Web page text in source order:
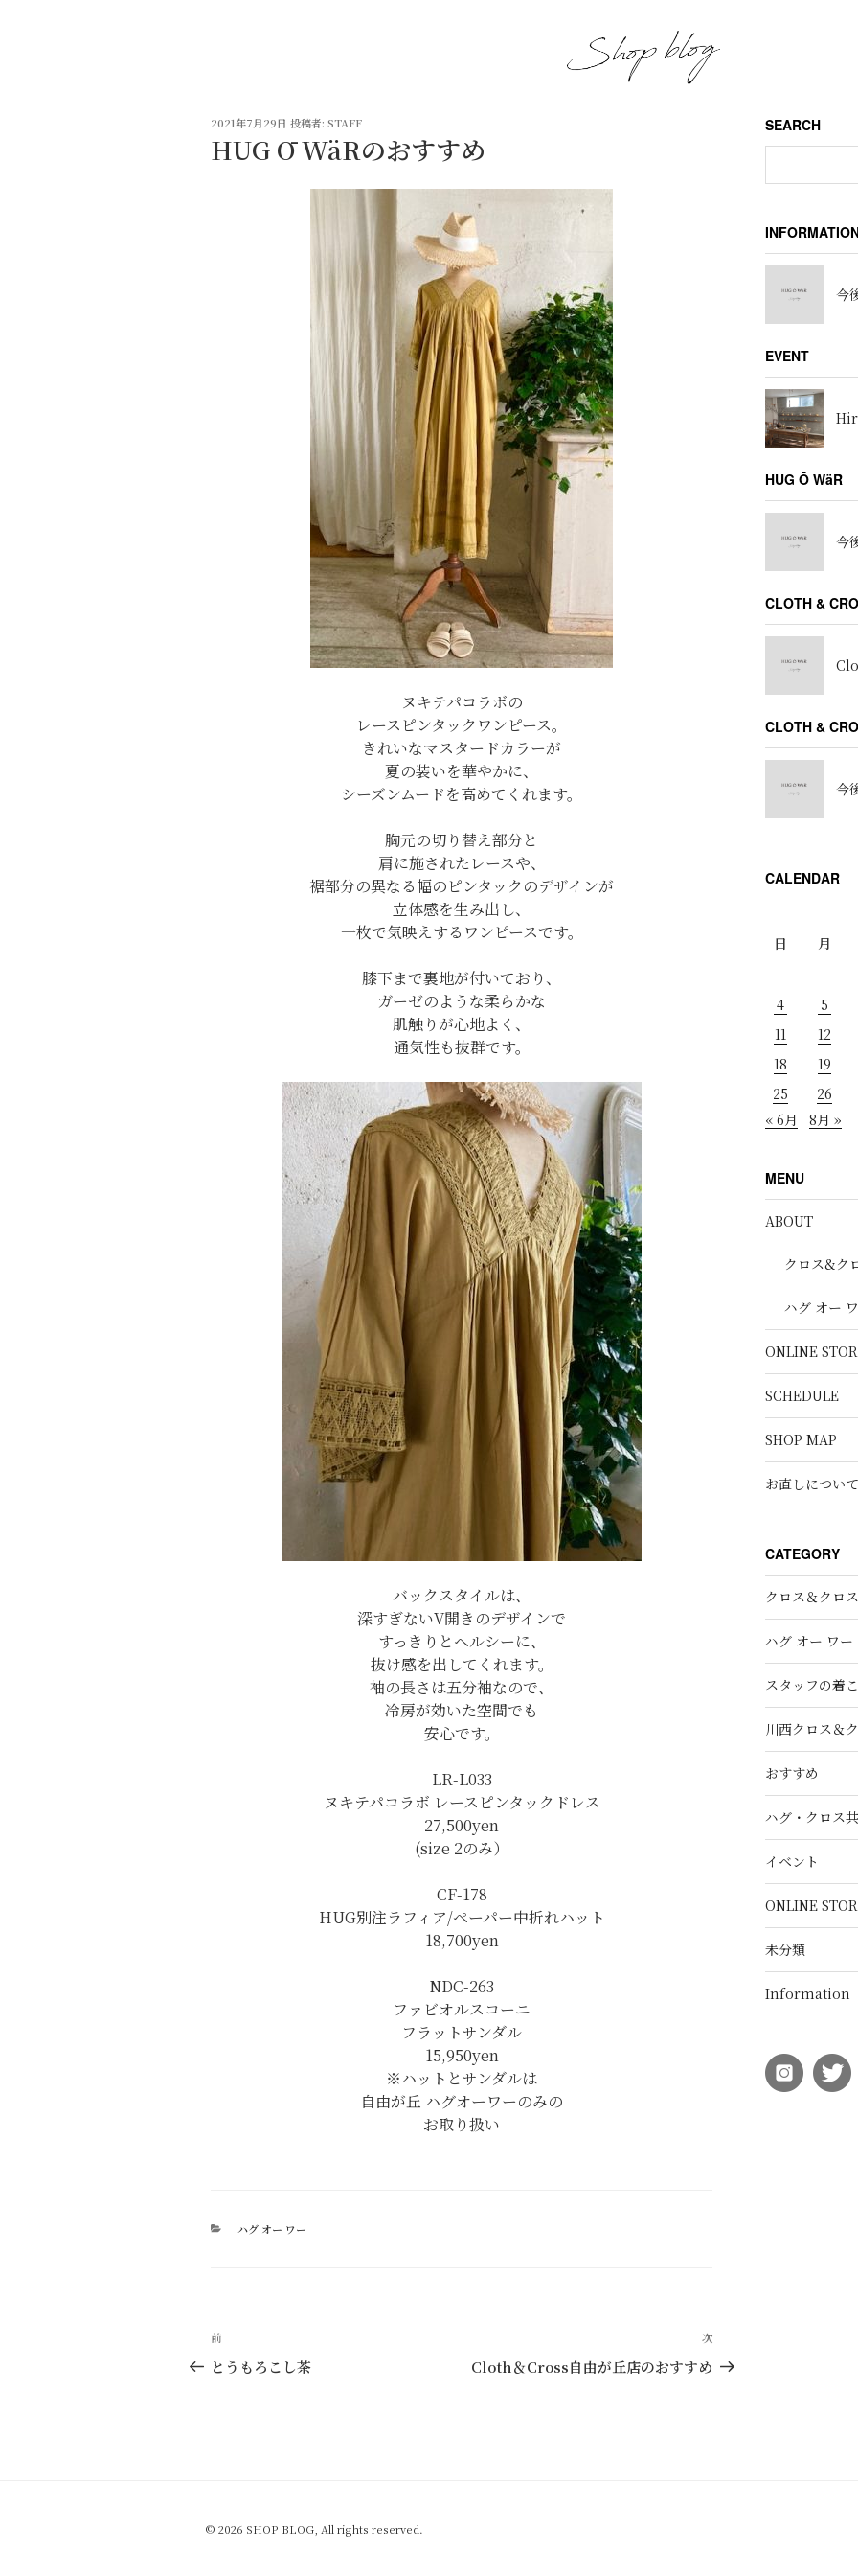
投
日:
2021年7月29日 投稿者: STAFF
HUG Ō WäRのおすすめ
ヌキテパコラボの
レースピンタックワンピース。
きれいなマスタードカラーが
夏の装いを華やかに、
シーズンムードを高めてくれます。
胸元の切り替え部分と
肩に施されたレースや、
裾部分の異なる幅のピンタックのデザインが
立体感を生み出し、
一枚で気映えするワンピースです。
膝下まで裏地が付いており、
ガーゼのような柔らかな
肌触りが心地よく、
通気性も抜群です。
バックスタイルは、
深すぎないV開きのデザインで
すっきりとヘルシーに、
抜け感を出してくれます。
袖の長さは五分袖なので、
冷房が効いた空間でも
安心です。
LR-L033
ヌキテパコラボ レースピンタックドレス
27,500yen
(size 2のみ）
CF-178
HUG別注ラフィア/ペーパー中折れハット
18,700yen
NDC-263
ファビオルスコーニ
フラットサンダル
15,950yen
※ハットとサンダルは
自由が丘 ハグオーワーのみの
お取り扱い
カ
ハグ オー ワー
投
稿
シ
過
去
前
とうもろこし茶
次
の
次
Cloth＆Cross自由が丘店のおすすめ
SEARCH
今
EVENT
HUG Ō WäR
今
CLOTH &
CLOTH &
今
CALENDAR
日
月
4
5
11
12
18
19
25
26
« 6月
8月 »
MENU
ABOUT
クロス&ク
ハグ オー
ONLINE
SCHEDULE
SHOP MAP
お直しについて
CATEGORY
クロス＆クロス
ハグ オー ワー
スタッフの着
川西クロス＆
おすすめ
ハグ・クロス
イベント
ONLINE
未分類
Information
© 2026 SHOP BLOG, All rights reserved.